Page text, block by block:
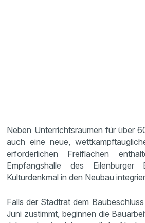
Neben Unterrichtsräumen für über
auch eine neue,
erforderlichen Freiflächen
Empfangshalle des
Kulturdenkmal in den Neubau
Falls der Stadtrat dem
Juni zustimmt, beginnen die